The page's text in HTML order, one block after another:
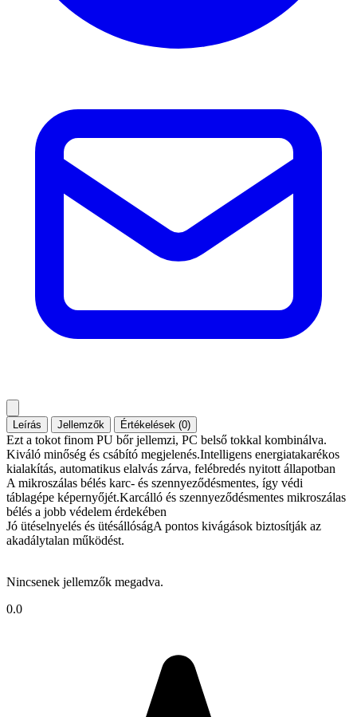
Leírás Jellemzők Értékelések (0)
Ezt a tokot finom PU bőr jellemzi, PC belső tokkal kombinálva.
Kiváló minőség és csábító megjelenés.Intelligens energiatakarékos
kialakítás, automatikus elalvás zárva, felébredés nyitott állapotban
A mikroszálas bélés karc- és szennyeződésmentes, így védi
táblagépe képernyőjét.Karcálló és szennyeződésmentes mikroszálas
bélés a jobb védelem érdekében
Jó ütéselnyelés és ütésállóságA pontos kivágások biztosítják az
akadálytalan működést.
Nincsenek jellemzők megadva.
0.0